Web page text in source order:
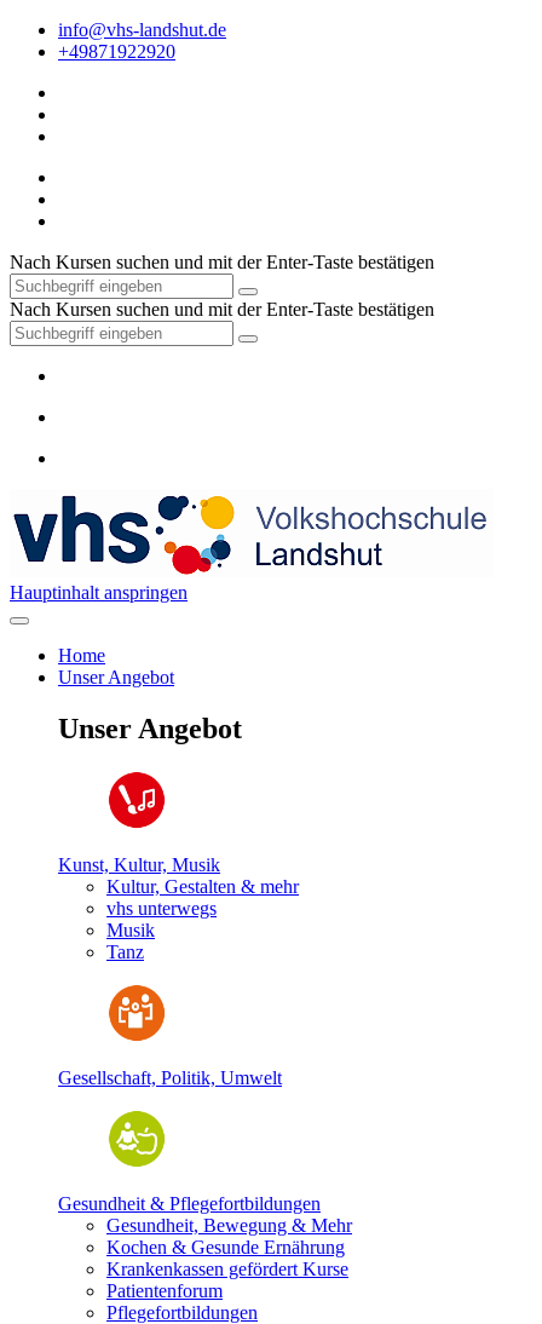
info@vhs-landshut.de
+49871922920
Nach Kursen suchen und mit der Enter-Taste bestätigen
Nach Kursen suchen und mit der Enter-Taste bestätigen
Hauptinhalt anspringen
Home
Unser Angebot
Unser Angebot
Kunst, Kultur, Musik
Kultur, Gestalten & mehr
vhs unterwegs
Musik
Tanz
Gesellschaft, Politik, Umwelt
Gesundheit & Pflegefortbildungen
Gesundheit, Bewegung & Mehr
Kochen & Gesunde Ernährung
Krankenkassen gefördert Kurse
Patientenforum
Pflegefortbildungen